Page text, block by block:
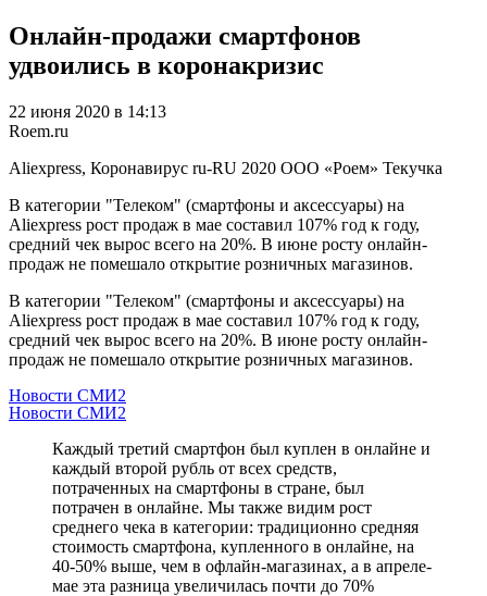
Онлайн-продажи смартфонов
удвоились в коронакризис
22 июня 2020 в 14:13
Roem.ru
Aliexpress, Коронавирус ru-RU 2020 ООО «Роем» Текучка
В категории "Телеком" (смартфоны и аксессуары) на
Aliexpress рост продаж в мае составил 107% год к году,
средний чек вырос всего на 20%. В июне росту онлайн-
продаж не помешало открытие розничных магазинов.
В категории "Телеком" (смартфоны и аксессуары) на
Aliexpress рост продаж в мае составил 107% год к году,
средний чек вырос всего на 20%. В июне росту онлайн-
продаж не помешало открытие розничных магазинов.
Новости СМИ2
Новости СМИ2
Каждый третий смартфон был куплен в онлайне и
каждый второй рубль от всех средств,
потраченных на смартфоны в стране, был
потрачен в онлайне. Мы также видим рост
среднего чека в категории: традиционно средняя
стоимость смартфона, купленного в онлайне, на
40-50% выше, чем в офлайн-магазинах, а в апреле-
мае эта разница увеличилась почти до 70%